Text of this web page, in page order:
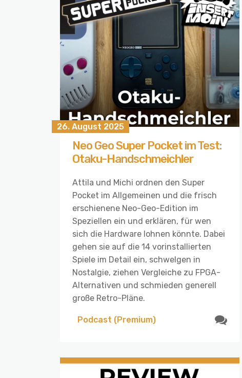
26. August 2025
Neo Geo Super Pocket im Test:
Otaku-Handschmeichler
Attila und Michi ordnen den Super
Pocket im Allgemeinen und die frisch
erschienene Neo-Geo-Edition im
Speziellen ein und erklären, für wen
sich die Hardware lohnen könnte. Dabei
gehen sie auf die 14 vorinstallierten
Spiele im Detail ein, schwelgen in
Nostalgie, ziehen Vergleiche zu FPGA-
Alternativen und schmieden generell
große Retro-Pläne.
Podcast (Premium)